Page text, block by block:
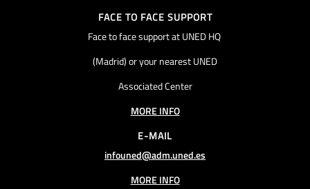
FACE TO FACE SUPPORT
Face to face support at UNED HQ
(Madrid) or your nearest UNED
Associated Center
MORE INFO
E-MAIL
infouned@adm.uned.es
MORE INFO